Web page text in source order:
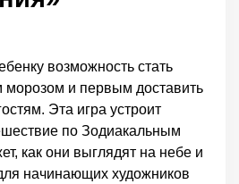
возможность стать
морозом и первым доставить
Эта игра устроит
по Зодиакальным
как они выглядят на небе и
начинающих художников